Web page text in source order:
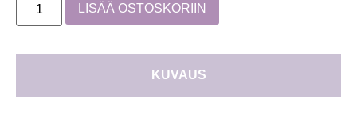
LISÄÄ OSTOSKORIIN
KUVAUS